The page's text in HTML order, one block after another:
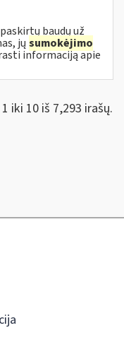
baudų už
jų sumokėjimo
informaciją apie
iki 10 iš 7,293 irašų.